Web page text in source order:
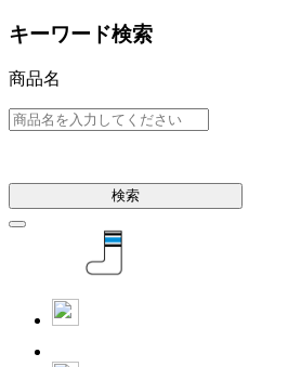
キーワード検索
商品名
検索